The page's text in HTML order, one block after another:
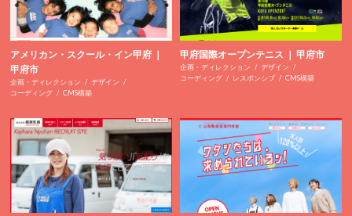
アメリカン・スクール・イン甲府 ｜
甲府市
企画・ディレクション
デザイン
コーディング
CMS構築
甲府国際オープンテニス ｜ 甲府市
企画・ディレクション
デザイン
コーディング
レスポンシブ CMS構築